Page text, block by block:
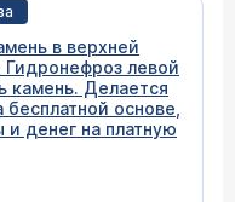
в верхней
Гидронефроз левой
камень. Делается
основе,
денег на платную